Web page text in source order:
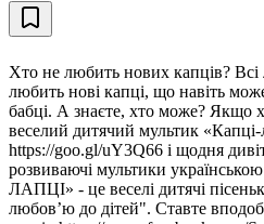
Хто не любить нових капців?
любить нові капці, що навіть
бабці. А знаєте, хто може? Якщо
веселий дитячий мультик
https://goo.gl/uY3Q66 і щодня
розвиваючі мультики
ЛАПЦІ» - це веселі дитячі
любов’ю до дітей". Ставте